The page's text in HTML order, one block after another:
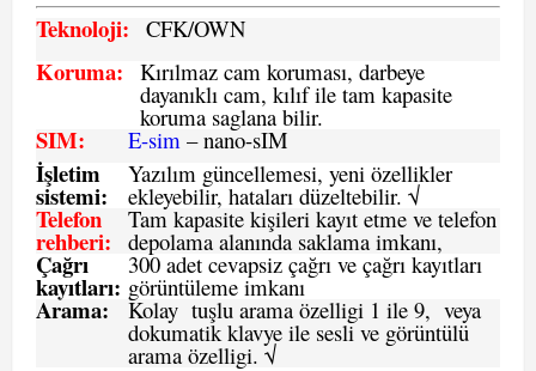
Teknoloji: CFK/OWN
Koruma: Kırılmaz cam koruması, darbeye
dayanıklı cam, kılıf ile tam kapasite
koruma saglana bilir.
SIM: E-sim – nano-sIM
İşletim
sistemi:
Yazılım güncellemesi, yeni özellikler
ekleyebilir, hataları düzeltebilir. √
Telefon
rehberi:
Tam kapasite kişileri kayıt etme ve telefon
depolama alanında saklama imkanı,
Çağrı
kayıtları:
300 adet cevapsiz çağrı ve çağrı kayıtları
görüntüleme imkanı
Arama: Kolay tuşlu arama özelligi 1 ile 9, veya
dokumatik klavye ile sesli ve görüntülü
arama özelligi. √